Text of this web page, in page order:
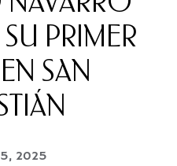
PRIMER
SAN
2025